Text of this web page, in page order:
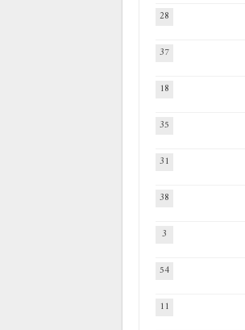
28
37
18
35
31
38
3
54
11